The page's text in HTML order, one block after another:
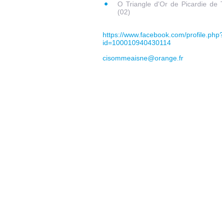
O Triangle d'Or de Picardie de
(02)
https://www.facebook.com/
id=100010940430114
cisommeaisne@orange.fr